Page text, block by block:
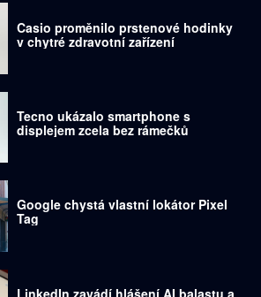
Casio proměnilo prstenové hodinky
v chytré zdravotní zařízení
Tecno ukázalo smartphone s
displejem zcela bez rámečků
Google chystá vlastní lokátor Pixel
Tag
LinkedIn zavádí hlášení AI balastu a